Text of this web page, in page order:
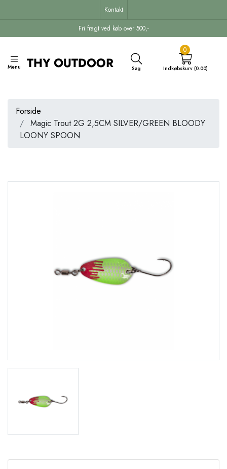
Fri fragt ved køb over 500,-
Kontakt
Menu Søg
0
Indkøbskurv (0.00)
Forside
Magic Trout 2G 2,5CM SILVER/GREEN BLOODY
LOONY SPOON